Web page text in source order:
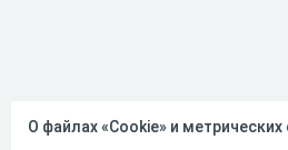
О файлах «Cookie» и метрических